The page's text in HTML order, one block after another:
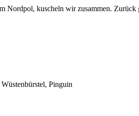
Nordpol, kuscheln wir zusammen.
Pinguin